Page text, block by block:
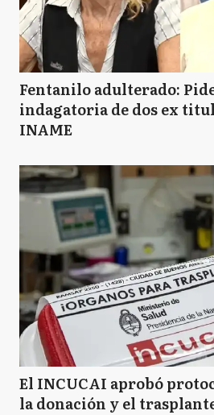
I Ituzaingó
LM La Matanza
LP La Plata
L Lanús
Fentanilo adulterado:
indagatoria de dos ex
INAME
El INCUCAI aprobó
la donación y el